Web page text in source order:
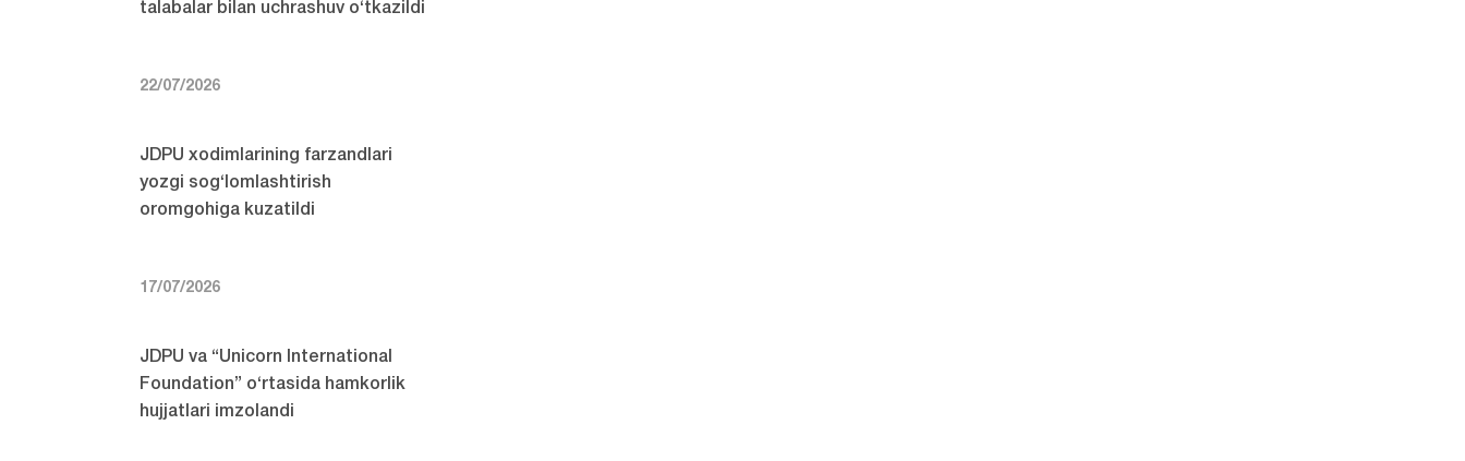
talabalar bilan uchrashuv o‘tkazildi
22/07/2026
JDPU xodimlarining farzandlari
yozgi sog‘lomlashtirish
oromgohiga kuzatildi
17/07/2026
JDPU va “Unicorn International
Foundation” o‘rtasida hamkorlik
hujjatlari imzolandi